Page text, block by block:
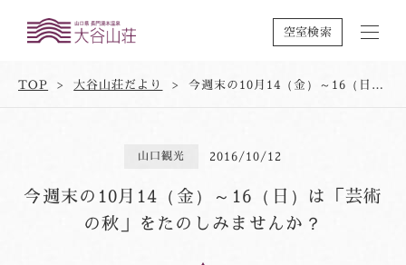
空室検索
TOP 大谷山荘だより 今週末の10月14（金）～16（日）は「芸術の秋」をたのしみませんか？
山口観光 2016/10/12
今週末の10月14（金）～16（日）は「芸術
の秋」をたのしみませんか？